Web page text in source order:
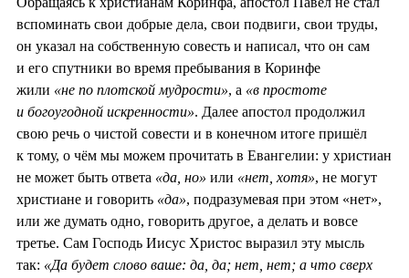
вспоминать свои добрые дела, свои подвиги, свои труды,
он указал на собственную совесть и написал, что он сам
и его спутники во время пребывания в Коринфе
жили «не по плотской мудрости», а «в простоте
и богоугодной искренности». Далее апостол продолжил
свою речь о чистой совести и в конечном итоге пришёл
к тому, о чём мы можем прочитать в Евангелии: у христиан
не может быть ответа «да, но» или «нет, хотя», не могут
христиане и говорить «да», подразумевая при этом «нет»,
или же думать одно, говорить другое, а делать и вовсе
третье. Сам Господь Иисус Христос выразил эту мысль
так: «Да будет слово ваше: да, да; нет, нет; а что сверх